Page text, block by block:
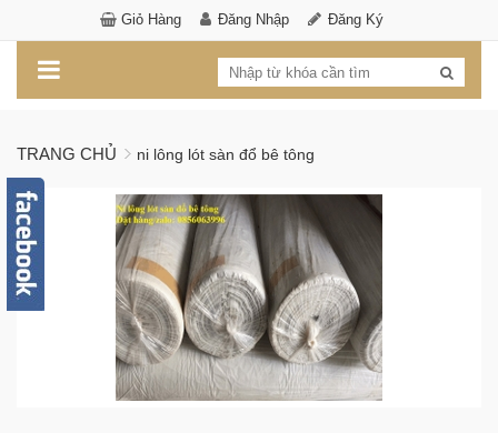
Giỏ Hàng Đăng Nhập Đăng Ký
TRANG CHỦ ni lông lót sàn đổ bê tông